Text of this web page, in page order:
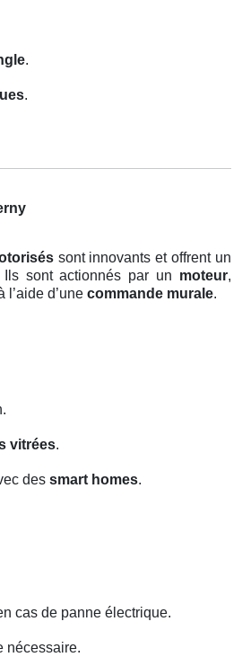
.
.
sont innovants et offrent un
Ils sont actionnés par un moteur,
l’aide d’une commande murale.
vitrées.
des smart homes.
cas de panne électrique.
nécessaire.